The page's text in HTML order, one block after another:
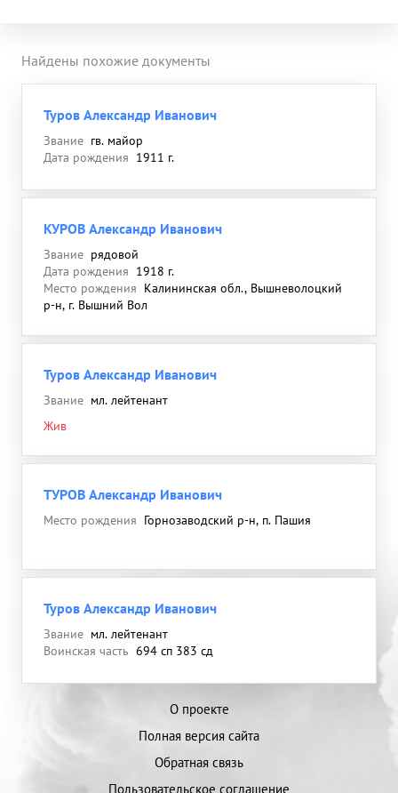
Найдены похожие документы
Туров Александр Иванович
Звание гв. майор
Дата рождения 1911 г.
КУРОВ Александр Иванович
Звание рядовой
Дата рождения 1918 г.
Место рождения Калининская обл., Вышневолоцкий
р-н, г. Вышний Вол
Туров Александр Иванович
Звание мл. лейтенант
Жив
ТУРОВ Александр Иванович
Место рождения Горнозаводский р-н, п. Пашия
Туров Александр Иванович
Звание мл. лейтенант
Воинская часть 694 сп 383 сд
О проекте
Полная версия сайта
Обратная связь
Пользовательское соглашение